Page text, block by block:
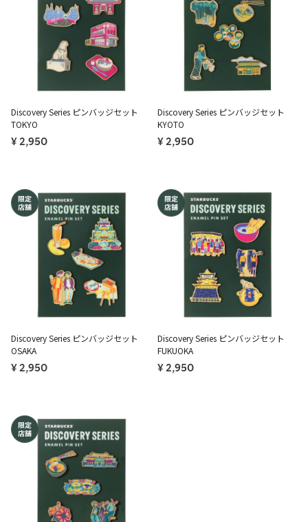
Discovery Series ピンバッジセット
TOKYO
¥ 2,950
Discovery Series ピンバッジセット
KYOTO
¥ 2,950
Discovery Series ピンバッジセット
OSAKA
¥ 2,950
Discovery Series ピンバッジセット
FUKUOKA
¥ 2,950